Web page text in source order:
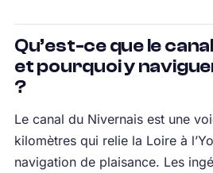
Qu’est-ce que le
et pourquoi y
?
Le canal du Nivernais est une
kilomètres qui relie la Loire à
navigation de plaisance. Les